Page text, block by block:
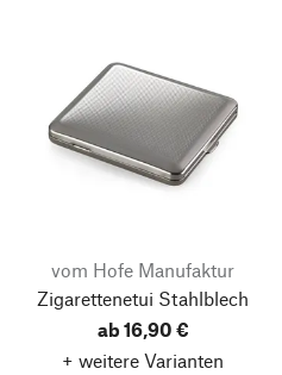
vom Hofe Manufaktur
Zigarettenetui Stahlblech
ab 16,90 €
+ weitere Varianten